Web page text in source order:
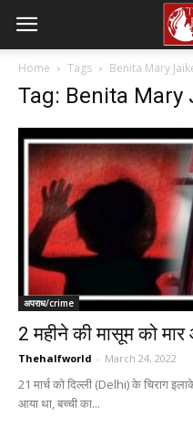
Home Tags Benita Mary
Tag: Benita Mary
अपराध/crime
2 महीने की मासूम को
Thehalfworld - March 24, 2022
21 मार्च को दिल्ली (Delhi) के चिराग
आया था, बच्ची का...